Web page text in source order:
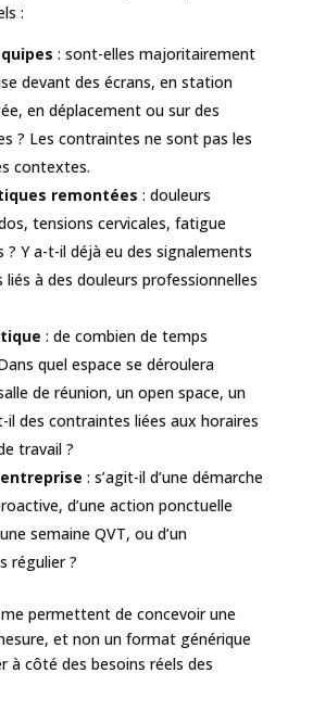
:
: sont-elles majoritairement
devant des écrans, en station
en déplacement ou sur des
? Les contraintes ne sont pas les
contextes.
remontées : douleurs
tensions cervicales, fatigue
? Y a-t-il déjà eu des signalements
liés à des douleurs professionnelles
: de combien de temps
quel espace se déroulera
de réunion, un open space, un
il des contraintes liées aux horaires
travail ?
: s’agit-il d’une démarche
d’une action ponctuelle
semaine QVT, ou d’un
régulier ?
permettent de concevoir une
et non un format générique
à côté des besoins réels des